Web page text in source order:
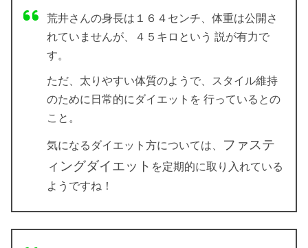
荒井さんの身長は１６４センチ、体重は公開さ
れていませんが、４５キロという 説が有力で
す。
ただ、太りやすい体質のようで、スタイル維持
のために日常的にダイエットを 行っているとの
こと。
気になるダイエット方については、
ファステ
ィングダイエット を定期的に取り入れている
ようですね！